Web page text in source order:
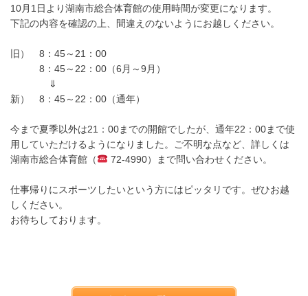
10月1日より湖南市総合体育館の使用時間が変更になります。
下記の内容を確認の上、間違えのないようにお越しください。
旧） 8：45～21：00
8：45～22：00（6月～9月）
⇓
新） 8：45～22：00（通年）
今まで夏季以外は21：00までの開館でしたが、通年22：00まで使
用していただけるようになりました。ご不明な点など、詳しくは
湖南市総合体育館（
72-4990）まで問い合わせください。
仕事帰りにスポーツしたいという方にはピッタリです。ぜひお越
しください。
お待ちしております。